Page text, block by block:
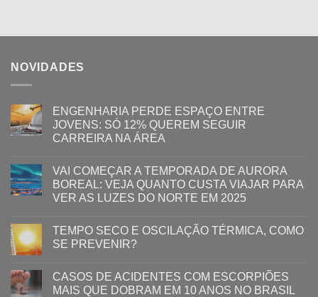
NOVIDADES
ENGENHARIA PERDE ESPAÇO ENTRE
JOVENS: SÓ 12% QUEREM SEGUIR
CARREIRA NA ÁREA
VAI COMEÇAR A TEMPORADA DE AURORA
BOREAL: VEJA QUANTO CUSTA VIAJAR PARA
VER AS LUZES DO NORTE EM 2025
TEMPO SECO E OSCILAÇÃO TÉRMICA, COMO
SE PREVENIR?
CASOS DE ACIDENTES COM ESCORPIÕES
MAIS QUE DOBRAM EM 10 ANOS NO BRASIL